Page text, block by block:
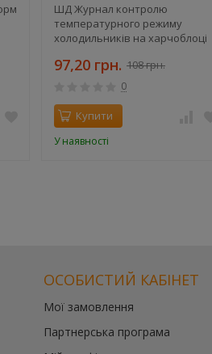
ШД Журнал контролю
температурного режиму
холодильників на харчоблоці
97,20 грн. 108 грн.
0
Купити
У наявності
ОСОБИСТИЙ КАБІНЕТ
Мої замовлення
Партнерська програма